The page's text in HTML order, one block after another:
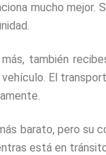
mucho mejor.
también
El
barato, pero su
está en